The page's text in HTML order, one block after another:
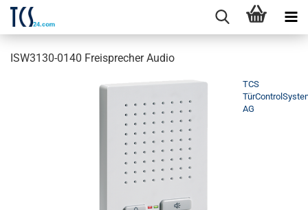
ISW3130-0140 Freisprecher Audio
TCS
AG